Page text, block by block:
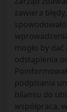
zawiera
mogło by
odstąpienia
podpisania
bilansu do
współpraca,